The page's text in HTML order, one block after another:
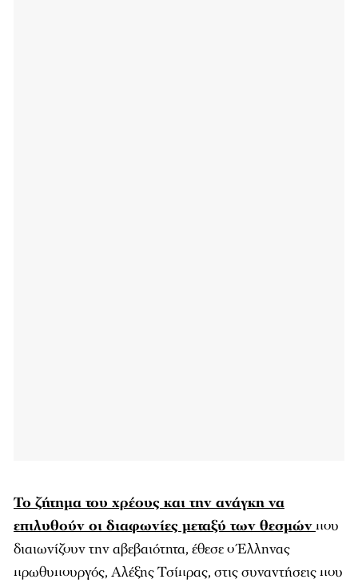
Το ζήτημα του χρέους και την ανάγκη να
επιλυθούν οι διαφωνίες μεταξύ των θεσμώνπου
διαιωνίζουν την αβεβαιότητα, έθεσε ο Έλληνας
πρωθυπουργός, Αλέξης Τσίπρας, στις συναντήσεις που